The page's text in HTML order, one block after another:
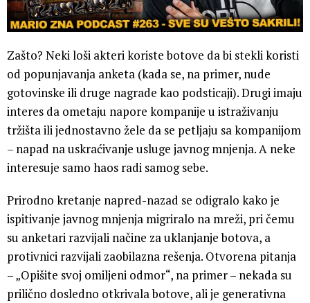
Zašto? Neki loši akteri koriste botove da bi stekli koristi
od popunjavanja anketa (kada se, na primer, nude
gotovinske ili druge nagrade kao podsticaji). Drugi imaju
interes da ometaju napore kompanije u istraživanju
tržišta ili jednostavno žele da se petljaju sa kompanijom
– napad na uskraćivanje usluge javnog mnjenja. A neke
interesuje samo haos radi samog sebe.
Prirodno kretanje napred-nazad se odigralo kako je
ispitivanje javnog mnjenja migriralo na mreži, pri čemu
su anketari razvijali načine za uklanjanje botova, a
protivnici razvijali zaobilazna rešenja. Otvorena pitanja
– „Opišite svoj omiljeni odmor“, na primer – nekada su
prilično dosledno otkrivala botove, ali je generativna